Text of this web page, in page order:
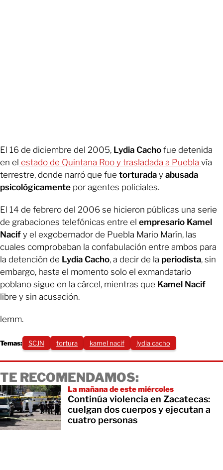
El 16 de diciembre del 2005, Lydia Cacho fue detenida
en el estado de Quintana Roo y trasladada a Puebla vía
terrestre, donde narró que fue torturada y abusada
psicológicamente por agentes policiales.
El 14 de febrero del 2006 se hicieron públicas una serie
de grabaciones telefónicas entre el empresario Kamel
Nacif y el exgobernador de Puebla Mario Marín, las
cuales comprobaban la confabulación entre ambos para
la detención de Lydia Cacho, a decir de la periodista, sin
embargo, hasta el momento solo el exmandatario
poblano sigue en la cárcel, mientras que Kamel Nacif
libre y sin acusación.
lemm.
Temas: SCJN tortura kamel nacif lydia cacho
TE RECOMENDAMOS:
La mañana de este miércoles
Continúa violencia en Zacatecas:
cuelgan dos cuerpos y ejecutan a
cuatro personas